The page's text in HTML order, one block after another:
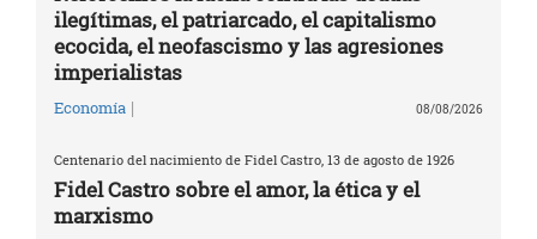
ilegítimas, el patriarcado, el capitalismo
ecocida, el neofascismo y las agresiones
imperialistas
Economía | 08/08/2026
Centenario del nacimiento de Fidel Castro, 13 de agosto de 1926
Fidel Castro sobre el amor, la ética y el
marxismo